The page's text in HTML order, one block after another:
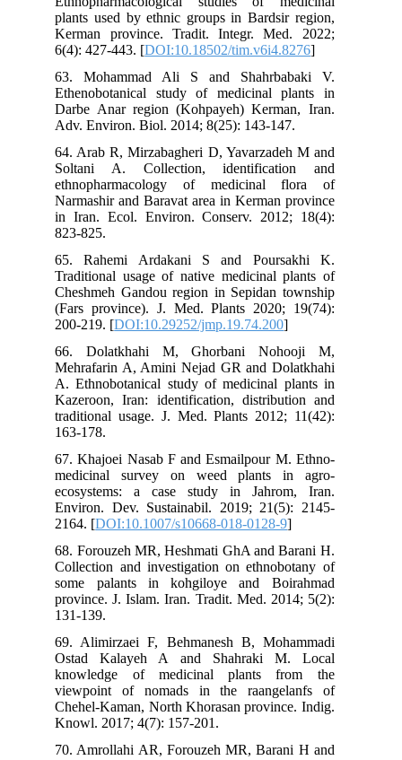
plants used by ethnic groups in Bardsir region,
Kerman province. Tradit. Integr. Med. 2022;
6(4): 427-443. [DOI:10.18502/tim.v6i4.8276
63. Mohammad Ali S and Shahrbabaki V.
Ethenobotanical study of medicinal plants in
Darbe Anar region (Kohpayeh) Kerman, Iran.
Adv. Environ. Biol. 2014; 8(25): 143-147.
64. Arab R, Mirzabagheri D, Yavarzadeh M and
Soltani A. Collection, identification and
ethnopharmacology of medicinal flora of
Narmashir and Baravat area in Kerman province
in Iran. Ecol. Environ. Conserv. 2012; 18(4):
823-825.
65. Rahemi Ardakani S and Poursakhi K.
Traditional usage of native medicinal plants of
Cheshmeh Gandou region in Sepidan township
(Fars province). J. Med. Plants 2020; 19(74):
200-219. [DOI:10.29252/jmp.19.74.200
66. Dolatkhahi M, Ghorbani Nohooji M,
Mehrafarin A, Amini Nejad GR and Dolatkhahi
A. Ethnobotanical study of medicinal plants in
Kazeroon, Iran: identification, distribution and
traditional usage. J. Med. Plants 2012; 11(42):
163-178.
67. Khajoei Nasab F and Esmailpour M. Ethno-
medicinal survey on weed plants in agro-
ecosystems: a case study in Jahrom, Iran.
Environ. Dev. Sustainabil. 2019; 21(5): 2145-
2164. [DOI:10.1007/s10668-018-0128-9
68. Forouzeh MR, Heshmati GhA and Barani H.
Collection and investigation on ethnobotany of
some palants in kohgiloye and Boirahmad
province. J. Islam. Iran. Tradit. Med. 2014; 5(2):
131-139.
69. Alimirzaei F, Behmanesh B, Mohammadi
Ostad Kalayeh A and Shahraki M. Local
knowledge of medicinal plants from the
viewpoint of nomads in the raangelanfs of
Chehel-Kaman, North Khorasan province. Indig.
Knowl. 2017; 4(7): 157-201.
70. Amrollahi AR, Forouzeh MR, Barani H and